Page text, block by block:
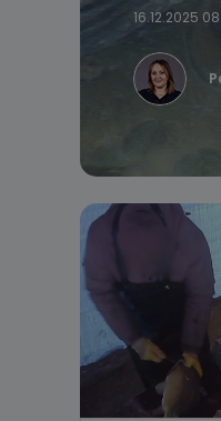
16.12.2025